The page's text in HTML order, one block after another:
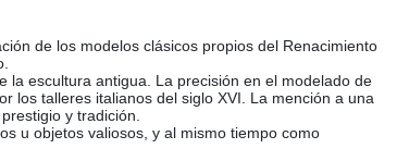
de los modelos clásicos propios del Renacimiento
la escultura antigua. La precisión en el modelado de
los talleres italianos del siglo XVI. La mención a una
y tradición.
u objetos valiosos, y al mismo tiempo como